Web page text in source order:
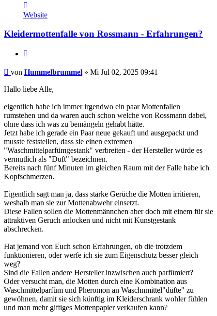
von
Hummelbrummel
Website
Kleidermottenfalle von Rossmann - Erfahrungen?
Beitrag
von Hummelbrummel » Mi Jul 02, 2025 09:41
Hallo liebe Alle,
eigentlich habe ich immer irgendwo ein paar Mottenfallen
rumstehen und da waren auch schon welche von Rossmann dabei,
ohne dass ich was zu bemängeln gehabt hätte.
Jetzt habe ich gerade ein Paar neue gekauft und ausgepackt und
musste feststellen, dass sie einen extremen
"Waschmittelparfümgestank" verbreiten - der Hersteller würde es
vermutlich als "Duft" bezeichnen.
Bereits nach fünf Minuten im gleichen Raum mit der Falle habe ich
Kopfschmerzen.
Eigentlich sagt man ja, dass starke Gerüche die Motten irritieren,
weshalb man sie zur Mottenabwehr einsetzt.
Diese Fallen sollen die Mottenmännchen aber doch mit einem für sie
attraktiven Geruch anlocken und nicht mit Kunstgestank
abschrecken.
Hat jemand von Euch schon Erfahrungen, ob die trotzdem
funktionieren, oder werfe ich sie zum Eigenschutz besser gleich
weg?
Sind die Fallen andere Hersteller inzwischen auch parfümiert?
Oder versucht man, die Motten durch eine Kombination aus
Waschmittelparfüm und Pheromon an Waschnmittel"düfte" zu
gewöhnen, damit sie sich künftig im Kleiderschrank wohler fühlen
und man mehr giftiges Mottenpapier verkaufen kann?